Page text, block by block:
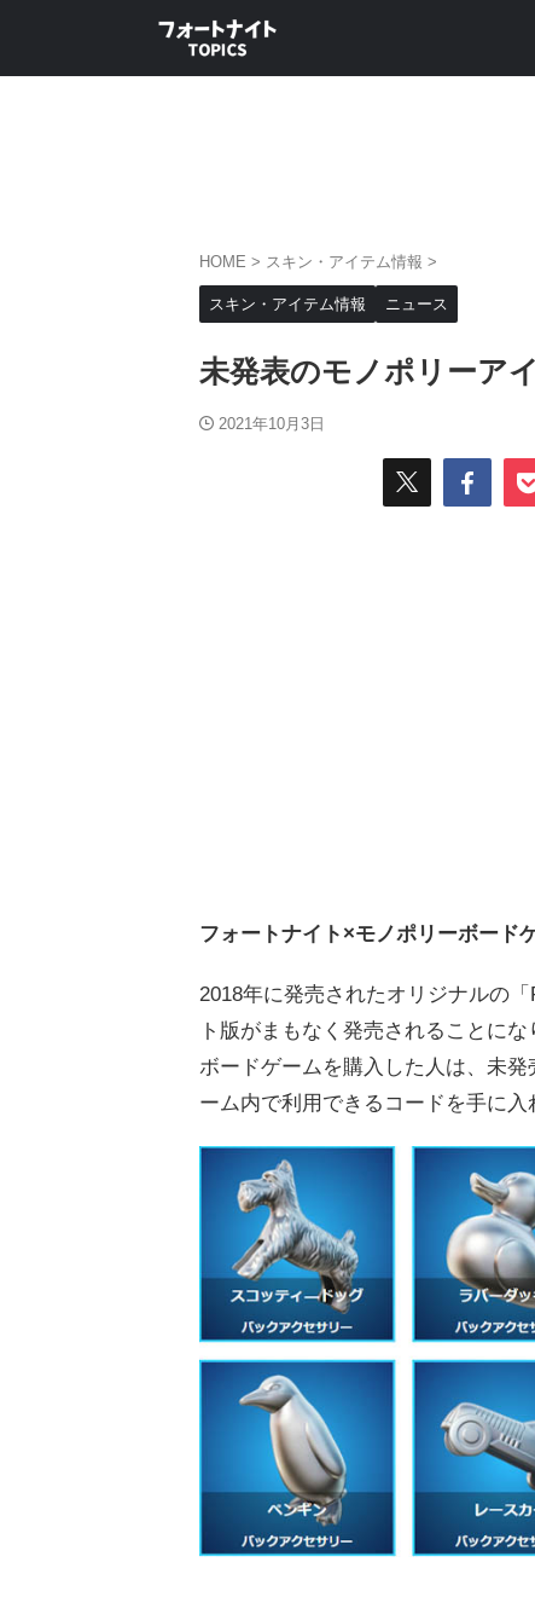
HOME > スキン・アイテム情報 >
スキン・アイテム情報 ニュース
未発表のモノポリーア
2021年10月3日
フォートナイト×モノポリーボード
2018年に発売されたオリジナルの
ト版がまもなく発売されることに
ボードゲームを購入した人は、未
ーム内で利用できるコードを手に入